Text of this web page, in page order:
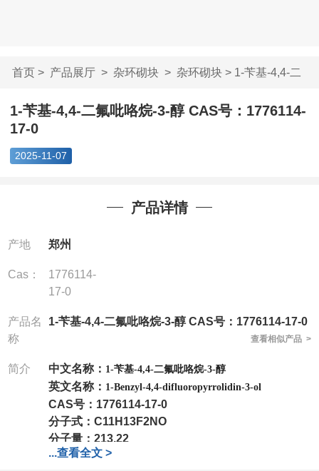
首页> 产品展厅> 杂环砌块> 杂环砌块> 1-苄基-4,4-二
氟吡咯烷-3-醇 ...
1-苄基-4,4-二氟吡咯烷-3-醇 CAS号：1776114-
17-0
2025-11-07
产品详情
产地 郑州
Cas：
1776114-
17-0
产品名
称
1-苄基-4,4-二氟吡咯烷-3-醇 CAS号：1776114-17-0
查看相似产品 >
简介 中文名称： 1-苄基-4,4-二氟吡咯烷-3-醇
英文名称： 1-Benzyl-4,4-difluoropyrrolidin-3-ol
CAS号： 1776114-17-0
分子式： C11H13F2NO
分子量： 213.22
...查看全文 >